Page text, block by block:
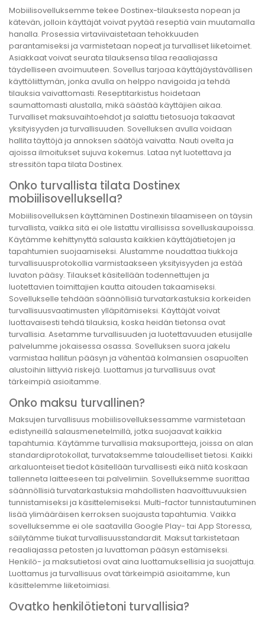
Mobiilisovelluksemme tekee Dostinex-tilauksesta nopean ja
kätevän, jolloin käyttäjät voivat pyytää reseptiä vain muutamalla
hanalla. Prosessia virtaviivaistetaan tehokkuuden
parantamiseksi ja varmistetaan nopeat ja turvalliset liiketoimet.
Asiakkaat voivat seurata tilauksensa tilaa reaaliajassa
täydelliseen avoimuuteen. Sovellus tarjoaa käyttäjäystävällisen
käyttöliittymän, jonka avulla on helppo navigoida ja tehdä
tilauksia vaivattomasti. Reseptitarkistus hoidetaan
saumattomasti alustalla, mikä säästää käyttäjien aikaa.
Turvalliset maksuvaihtoehdot ja salattu tietosuoja takaavat
yksityisyyden ja turvallisuuden. Sovelluksen avulla voidaan
hallita täyttöjä ja annoksen säätöjä vaivatta. Nauti ovelta ja
ajoissa ilmoitukset sujuva kokemus. Lataa nyt luotettava ja
stressitön tapa tilata Dostinex.
Onko turvallista tilata Dostinex
mobiilisovelluksella?
Mobiilisovelluksen käyttäminen Dostinexin tilaamiseen on täysin
turvallista, vaikka sitä ei ole listattu virallisissa sovelluskaupoissa.
Käytämme kehittynyttä salausta kaikkien käyttäjätietojen ja
tapahtumien suojaamiseksi. Alustamme noudattaa tiukkoja
turvallisuusprotokollia varmistaakseen yksityisyyden ja estää
luvaton pääsy. Tilaukset käsitellään todennettujen ja
luotettavien toimittajien kautta aitouden takaamiseksi.
Sovellukselle tehdään säännöllisiä turvatarkastuksia korkeiden
turvallisuusvaatimusten ylläpitämiseksi. Käyttäjät voivat
luottavaisesti tehdä tilauksia, koska heidän tietonsa ovat
turvallisia. Asetamme turvallisuuden ja luotettavuuden etusijalle
palvelumme jokaisessa osassa. Sovelluksen suora jakelu
varmistaa hallitun pääsyn ja vähentää kolmansien osapuolten
alustoihin liittyviä riskejä. Luottamus ja turvallisuus ovat
tärkeimpiä asioitamme.
Onko maksu turvallinen?
Maksujen turvallisuus mobiilisovelluksessamme varmistetaan
edistyneillä salausmenetelmillä, jotka suojaavat kaikkia
tapahtumia. Käytämme turvallisia maksuportteja, joissa on alan
standardiprotokollat, turvataksemme taloudelliset tietosi. Kaikki
arkaluonteiset tiedot käsitellään turvallisesti eikä niitä koskaan
tallenneta laitteeseen tai palvelimiin. Sovelluksemme suorittaa
säännöllisiä turvatarkastuksia mahdollisten haavoittuvuuksien
tunnistamiseksi ja käsittelemiseksi. Multi-factor tunnistautuminen
lisää ylimääräisen kerroksen suojausta tapahtumia. Vaikka
sovelluksemme ei ole saatavilla Google Play- tai App Storessa,
säilytämme tiukat turvallisuusstandardit. Maksut tarkistetaan
reaaliajassa petosten ja luvattoman pääsyn estämiseksi.
Henkilö- ja maksutietosi ovat aina luottamuksellisia ja suojattuja.
Luottamus ja turvallisuus ovat tärkeimpiä asioitamme, kun
käsittelemme liiketoimiasi.
Ovatko henkilötietoni turvallisia?